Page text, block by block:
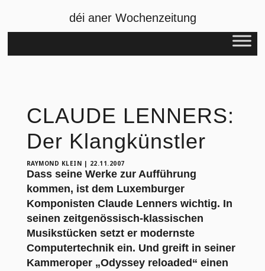
déi aner Wochenzeitung
CLAUDE LENNERS:
Der Klangkünstler
RAYMOND KLEIN | 22.11.2007
Dass seine Werke zur Aufführung
kommen, ist dem Luxemburger
Komponisten Claude Lenners wichtig. In
seinen zeitgenössisch-klassischen
Musikstücken setzt er modernste
Computertechnik ein. Und greift in seiner
Kammeroper „Odyssey reloaded“ einen